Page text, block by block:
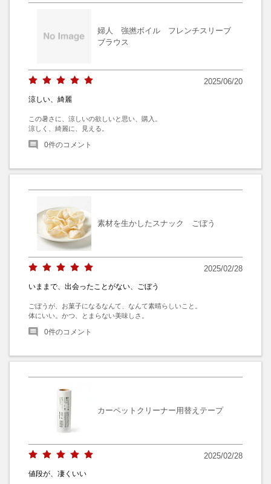
婦人 強撚ボイル フレンチスリーブ
ブラウス
2025/06/20
涼しい、綺麗
この暑さに、涼しいの欲しいと思い、購入。
涼しく、綺麗に、見える。
0件のコメント
素材を生かしたスナック ごぼう
2025/02/28
いままで、出会ったことがない、ごぼう
ごぼうが、お菓子になるなんて、なんて素晴らしいこと。
体にいい。かつ、とまらない美味しさ。
0件のコメント
カーペットクリーナー用替えテープ
2025/02/28
値段が、凄くいい